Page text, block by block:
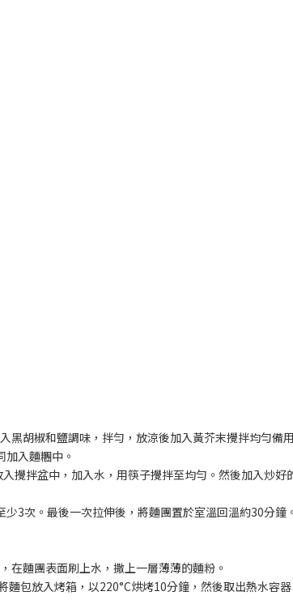
黑胡椒和鹽調味，拌勻，放涼後加入黃芥末攪拌均勻備
入麵糰中。
攪拌盆中，加入水，用筷子攪拌至均勻。然後加入炒
3次。最後一次拉伸後，將麵團置於室溫回溫約30分鐘
在麵團表面刷上水，撒上一層薄薄的麵粉。
包放入烤箱，以220°C烘烤10分鐘，然後取出熱水容